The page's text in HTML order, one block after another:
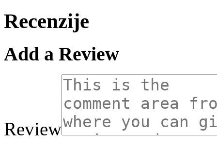
Recenzije
Add a Review
Review